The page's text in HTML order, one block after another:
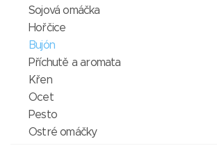
Sojová omáčka
Hořčice
Bujón
Příchutě a aromata
Křen
Ocet
Pesto
Ostré omáčky